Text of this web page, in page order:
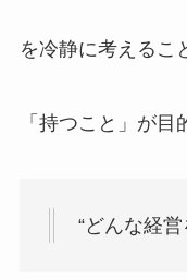
を冷静に考えるこ
「持つこと」が目
“どんな経